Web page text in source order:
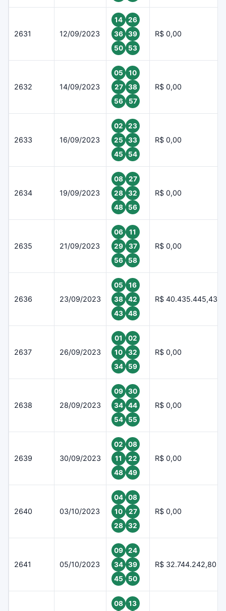
2631 12/09/2023
14
26
36
39
50
53
R$ 0,00
2632 14/09/2023
05
10
27
38
56
57
R$ 0,00
2633 16/09/2023
02
23
25
33
45
54
R$ 0,00
2634 19/09/2023
08
27
28
32
48
56
R$ 0,00
2635 21/09/2023
06
11
29
37
56
58
R$ 0,00
2636 23/09/2023
05
16
38
42
43
48
R$ 40.435.445,43
2637 26/09/2023
01
02
10
32
34
59
R$ 0,00
2638 28/09/2023
09
30
34
44
54
55
R$ 0,00
2639 30/09/2023
02
08
11
22
48
49
R$ 0,00
2640 03/10/2023
04
08
10
27
28
32
R$ 0,00
2641 05/10/2023
09
24
34
39
45
50
R$ 32.744.242,80
08 13